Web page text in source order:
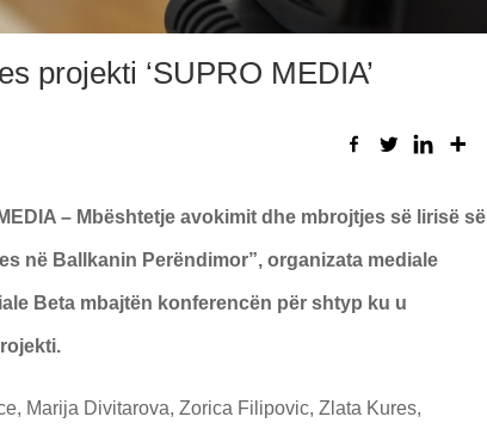
projekti ‘SUPRO MEDIA’
– Mbështetje avokimit dhe mbrojtjes së lirisë së
në Ballkanin Perëndimor”, organizata mediale
Beta mbajtën konferencën për shtyp ku u
Marija Divitarova, Zorica Filipovic, Zlata Kures,